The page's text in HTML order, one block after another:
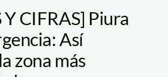
Y CIFRAS] Piura
Así
zona más